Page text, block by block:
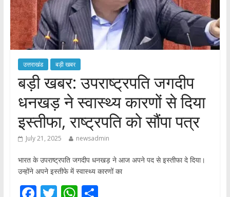
उत्तराखंड बड़ी खबर
बड़ी खबर: उपराष्ट्रपति जगदीप
धनखड़ ने स्वास्थ्य कारणों से दिया
इस्तीफा, राष्ट्रपति को सौंपा पत्र
July 21, 2025 newsadmin
भारत के उपराष्ट्रपति जगदीप धनखड़ ने आज अपने पद से इस्तीफा दे दिया।
उन्होंने अपने इस्तीफे में स्वास्थ्य कारणों का